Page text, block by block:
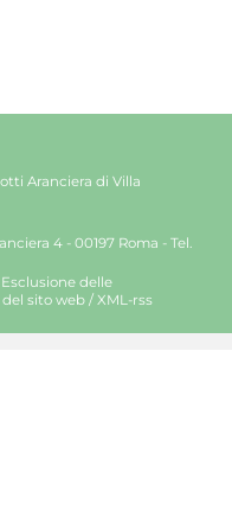
Aranciera di Villa
4 - 00197 Roma - Tel.
Esclusione delle
sito web / XML-rss